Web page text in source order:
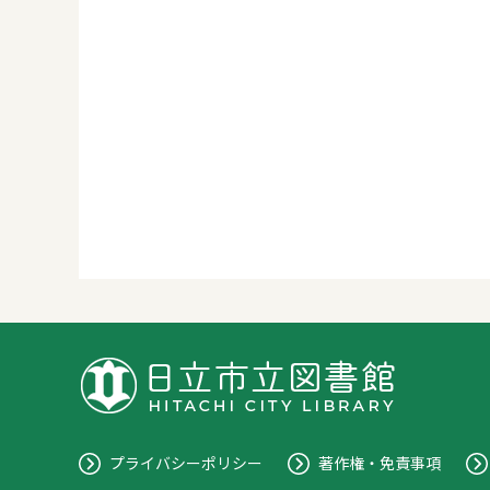
プライバシーポリシー 著作権・免責事項